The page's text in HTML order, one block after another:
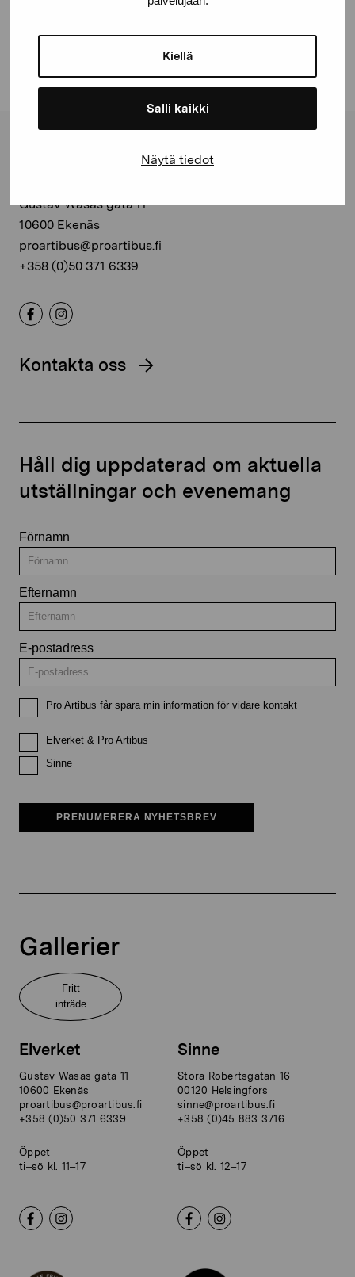
Kiellä
Salli kaikki
Näytä tiedot
Stiftelsen Pro Artibus
Gustav Wasas gata 11
10600 Ekenäs
proartibus@proartibus.fi
+358 (0)50 371 6339
Kontakta oss
Håll dig uppdaterad om aktuella
utställningar och evenemang
Förnamn
Efternamn
E-postadress
Pro Artibus får spara min information för vidare kontakt
Elverket & Pro Artibus
Sinne
PRENUMERERA NYHETSBREV
Gallerier
Fritt
inträde
Elverket
Gustav Wasas gata 11
10600 Ekenäs
proartibus@proartibus.fi
+358 (0)50 371 6339
Öppet
ti–sö kl. 11–17
Sinne
Stora Robertsgatan 16
00120 Helsingfors
sinne@proartibus.fi
+358 (0)45 883 3716
Öppet
ti–sö kl. 12–17